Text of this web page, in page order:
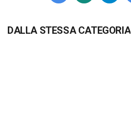
DALLA STESSA CATEGORIA